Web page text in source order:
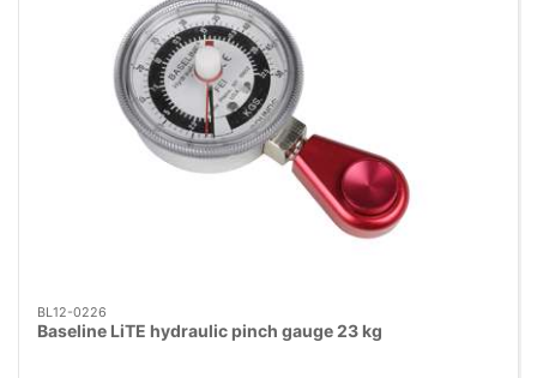
BL12-0226
Baseline LiTE hydraulic pinch gauge 23 kg